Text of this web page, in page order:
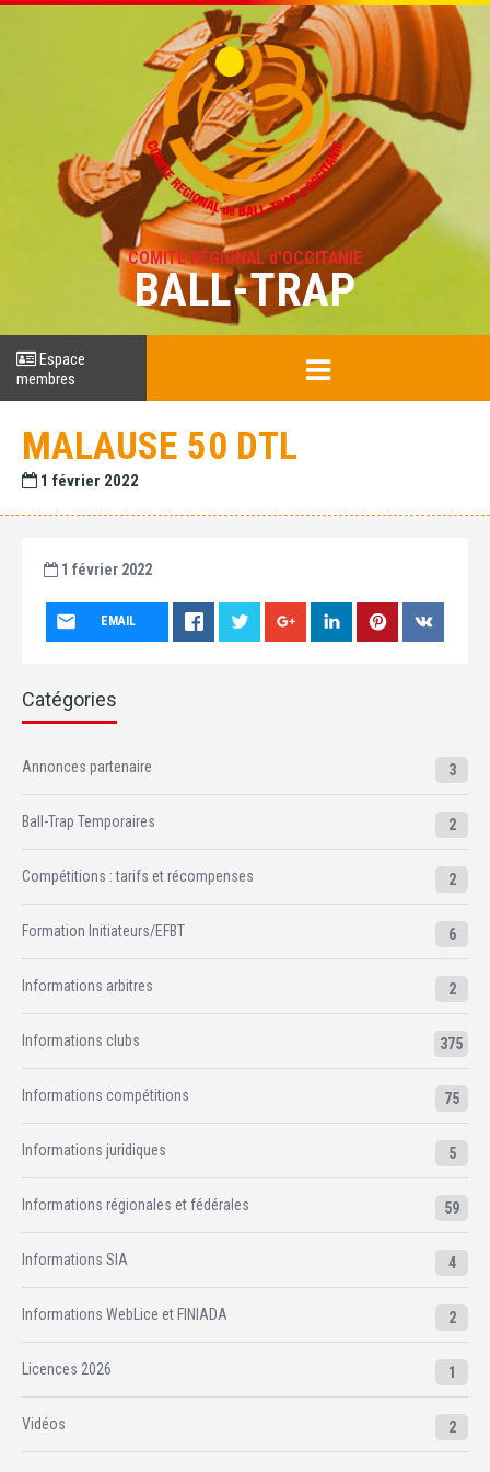
COMITÉ RÉGIONAL d'OCCITANIE
BALL-TRAP
Espace
membres
MALAUSE 50 DTL
1 février 2022
1 février 2022
EMAIL
Catégories
Annonces partenaire 3
Ball-Trap Temporaires 2
Compétitions : tarifs et récompenses 2
Formation Initiateurs/EFBT 6
Informations arbitres 2
Informations clubs 375
Informations compétitions 75
Informations juridiques 5
Informations régionales et fédérales 59
Informations SIA 4
Informations WebLice et FINIADA 2
Licences 2026 1
Vidéos 2